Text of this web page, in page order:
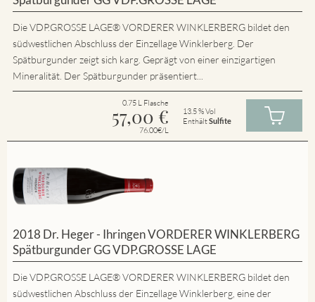
Die VDP.GROSSE LAGE® VORDERER WINKLERBERG bildet den
südwestlichen Abschluss der Einzellage Winklerberg. Der
Spätburgunder zeigt sich karg. Geprägt von einer einzigartigen
Mineralität. Der Spätburgunder präsentiert...
0.75 L Flasche
57,00 €
76.00€/L
13.5 % Vol
EnthältSulfite
2018 Dr. Heger - Ihringen VORDERER WINKLERBERG
Spätburgunder GG VDP.GROSSE LAGE
Die VDP.GROSSE LAGE® VORDERER WINKLERBERG bildet den
südwestlichen Abschluss der Einzellage Winklerberg, eine der